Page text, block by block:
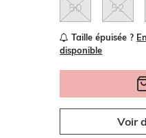
50 52
Taille épuisée ?
disponible
Voir